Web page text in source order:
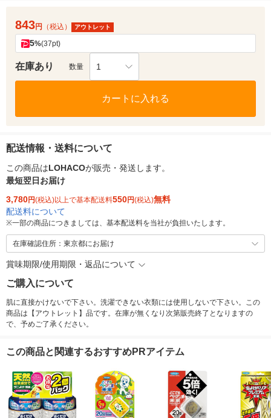
843円 （税込） アウトレット
5%(37pt)
在庫あり 数量 1
カートに入れる
配送情報・送料について
この商品はLOHACOが販売・発送します。
最短翌日お届け
3,780円(税込)以上で基本配送料550円(税込)無料
配送料について
※一部の商品につきましては、基本配送料を当社が負担いたします。
在庫確認住所：東京都にお届け
賞味期限/使用期限・返品について
ご購入について
肌に直接かけないで下さい。洗濯できない衣類には使用しないで下さい。この
商品は【アウトレット】品です。在庫が無くなり次第販売終了となりますの
で、予めご了承ください。
この商品と関連するおすすめPRアイテム